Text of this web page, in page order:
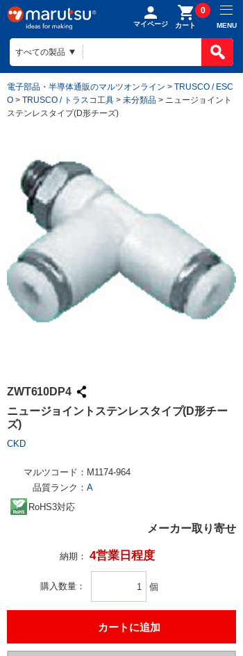
マイページ カート
0
MENU
電子部品・半導体通販のマルツオンライン > TRUSCO / ESC
O > TRUSCO / トラスコ工具 > 未分類品 > ニュージョイント
ステンレスタイプ(D形チーズ)
ZWT610DP4
ニュージョイントステンレスタイプ(D形チー
ズ)
CKD
マルツコード： M1174-964
品質ランク： A
RoHS3対応
メーカー取り寄せ
納期： 4営業日程度
購入数量 個